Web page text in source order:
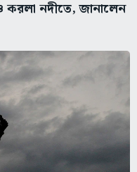
করলা নদীতে, জানালেন